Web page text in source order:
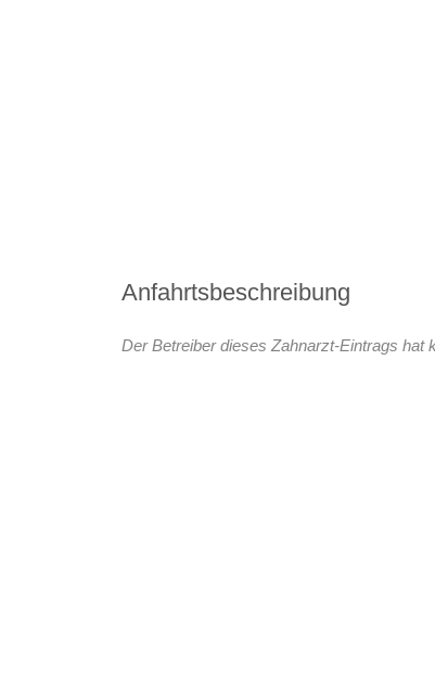
Anfahrtsbeschreibung
Der Betreiber dieses Zahnarzt-Eintrags hat